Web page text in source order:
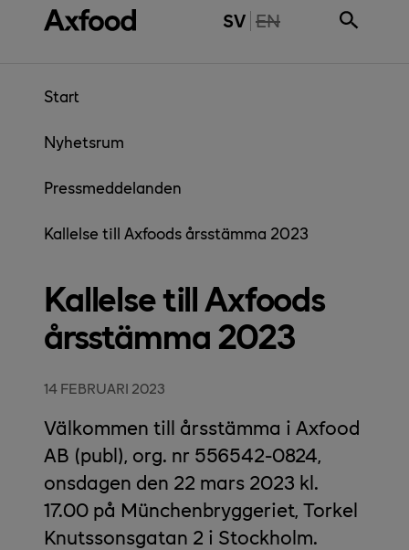
Gå direkt till innehåll SV THE PAGE IS NOT
EN
Start
Nyhetsrum
Pressmeddelanden
Kallelse till Axfoods årsstämma 2023
Kallelse till Axfoods
årsstämma 2023
14 FEBRUARI 2023
Välkommen till årsstämma i Axfood
AB (publ), org. nr 556542-0824,
onsdagen den 22 mars 2023 kl.
17.00 på Münchenbryggeriet, Torkel
Knutssonsgatan 2 i Stockholm.